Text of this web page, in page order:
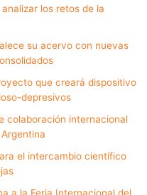
los retos de la
su acervo con nuevas
que creará dispositivo
depresivos
colaboración internacional
el intercambio científico